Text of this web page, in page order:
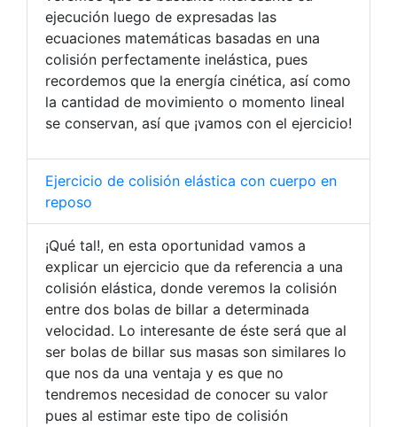
ejecución luego de expresadas las
ecuaciones matemáticas basadas en una
colisión perfectamente inelástica, pues
recordemos que la energía cinética, así como
la cantidad de movimiento o momento lineal
se conservan, así que ¡vamos con el ejercicio!
Ejercicio de colisión elástica con cuerpo en
reposo
¡Qué tal!, en esta oportunidad vamos a
explicar un ejercicio que da referencia a una
colisión elástica, donde veremos la colisión
entre dos bolas de billar a determinada
velocidad. Lo interesante de éste será que al
ser bolas de billar sus masas son similares lo
que nos da una ventaja y es que no
tendremos necesidad de conocer su valor
pues al estimar este tipo de colisión